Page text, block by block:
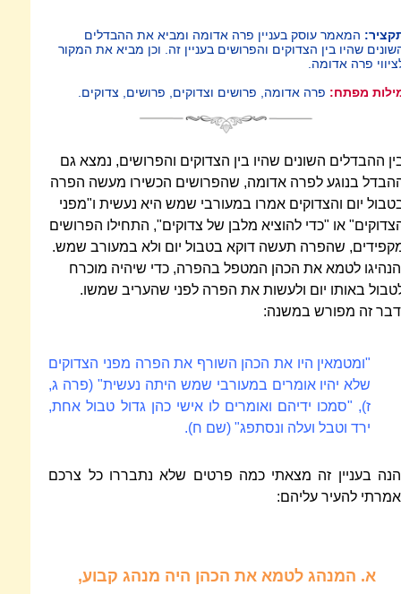
המאמר עוסק בעניין פרה אדומה ומביא את ההבדלים
שהיו בין הצדוקים והפרושים בעניין זה. וכן מביא את המקור
פרה אדומה.
מפתח: פרה אדומה, פרושים וצדוקים, פרושים, צדוקים.
ההבדלים השונים שהיו בין הצדוקים והפרושים, נמצא גם
בנוגע לפרה אדומה, שהפרושים הכשירו מעשה הפרה
יום והצדוקים אמרו במעורבי שמש היא נעשית ו"מפני
או "כדי להוציא מלבן של צדוקים", התחילו הפרושים
שהפרה תעשה דוקא בטבול יום ולא במעורב שמש.
לטמא את הכהן המטפל בהפרה, כדי שיהיה מוכרח
באותו יום ולעשות את הפרה לפני שהעריב שמשו.
זה מפורש במשנה:
"ומטמאין היו את הכהן השורף את הפרה מפני הצדוקים
שלא יהיו אומרים במעורבי שמש היתה נעשית" (פרה ג,
ז), "סמכו ידיהם ואומרים לו אישי כהן גדול טבול אחת,
ירד וטבל ועלה ונסתפג" (שם ח).
בעניין זה מצאתי כמה פרטים שלא נתבררו כל צרכם
להעיר עליהם:
א. המנהג לטמא את הכהן היה מנהג קבוע,